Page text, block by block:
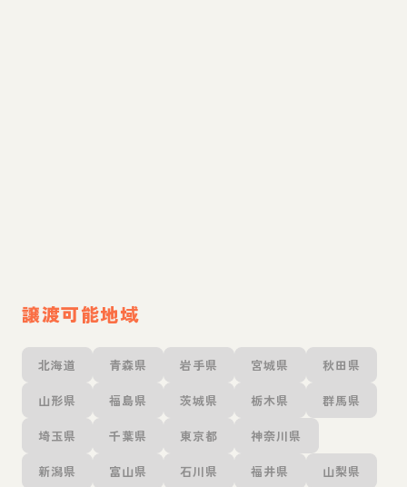
譲渡可能地域
北海道 青森県 岩手県 宮城県 秋田県
山形県 福島県 茨城県 栃木県 群馬県
埼玉県 千葉県 東京都 神奈川県
新潟県 富山県 石川県 福井県 山梨県